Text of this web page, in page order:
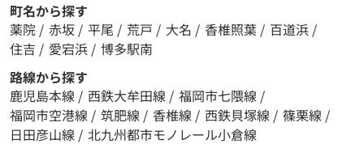
町名から探す
薬院 / 赤坂 / 平尾 / 荒戸 / 大名 / 香椎照葉 / 百道浜 /
住吉 / 愛宕浜 / 博多駅南
路線から探す
鹿児島本線 / 西鉄大牟田線 / 福岡市七隈線 /
福岡市空港線 / 筑肥線 / 香椎線 / 西鉄貝塚線 / 篠栗線 /
日田彦山線 / 北九州都市モノレール小倉線